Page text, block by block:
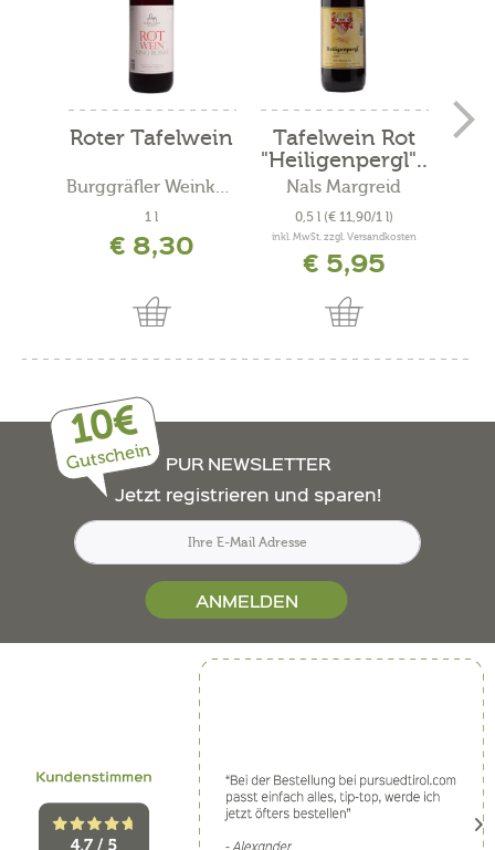
Roter Tafelwein
Burggräfler Weinkellerei
1 l
€ 8,30
Tafelwein Rot
"Heiligenpergl"..
.
Nals Margreid
0,5 l (€ 11,90/1 l)
inkl. MwSt. zzgl. Versandkosten
€ 5,95
10€
Gutschein
PUR NEWSLETTER
Jetzt registrieren und sparen!
ANMELDEN